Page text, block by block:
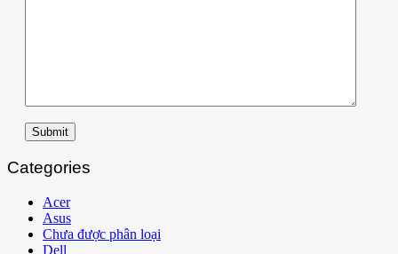
Submit
Categories
Acer
Asus
Chưa được phân loại
Dell